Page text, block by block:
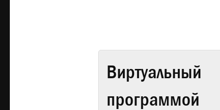
Виртуальный